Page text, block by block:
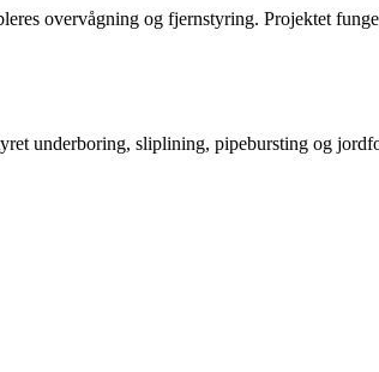
overvågning og fjernstyring. Projektet
underboring, sliplining, pipebursting og